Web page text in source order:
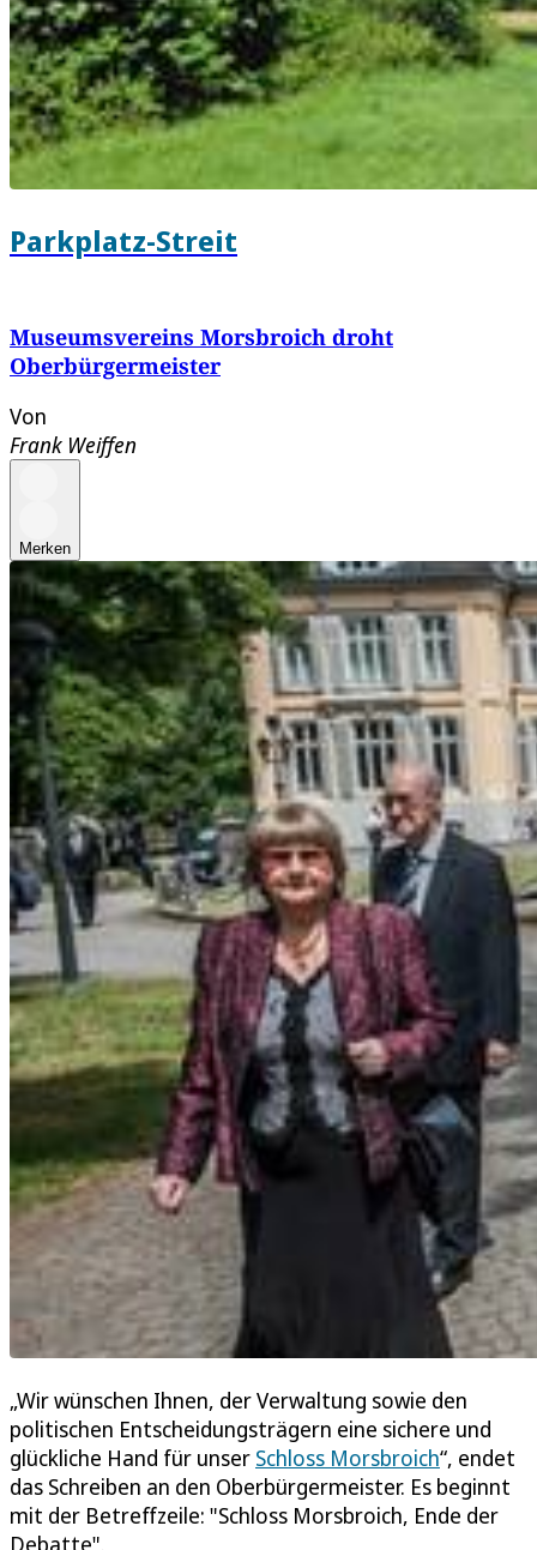
Parkplatz-Streit
Museumsvereins Morsbroich droht
Oberbürgermeister
Von
Frank Weiffen
Merken
„Wir wünschen Ihnen, der Verwaltung sowie den
politischen Entscheidungsträgern eine sichere und
glückliche Hand für unser Schloss Morsbroich“, endet
das Schreiben an den Oberbürgermeister. Es beginnt
mit der Betreffzeile: "Schloss Morsbroich, Ende der
Debatte".